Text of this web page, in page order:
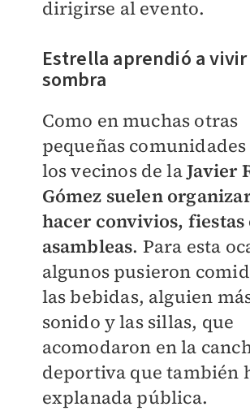
dirigirse al evento.
Estrella aprendió a
sombra
Como en muchas otras
pequeñas
los vecinos de laJavier
Gómez suelen
hacer convivios, fiestas
asambleas. Para esta
algunos pusieron
las bebidas, alguien
sonido y las sillas, que
acomodaron en la
deportiva que también
explanada pública.